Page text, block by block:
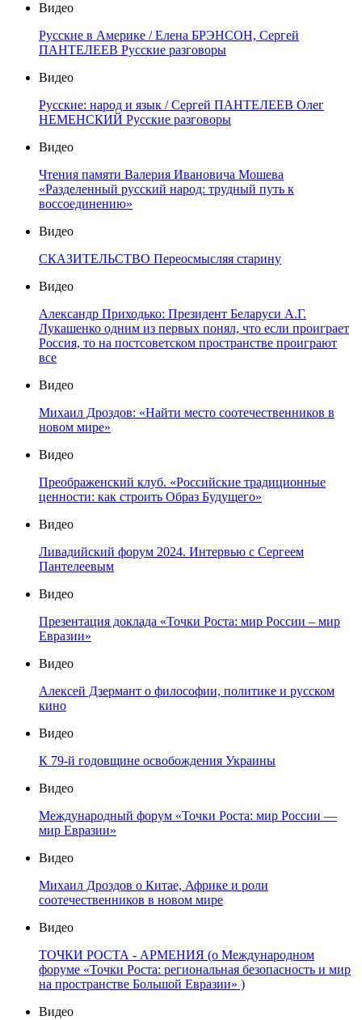
Видео
Русские в Америке / Елена БРЭНСОН, Сергей
ПАНТЕЛЕЕВ Русские разговоры
Видео
Русские: народ и язык / Сергей ПАНТЕЛЕЕВ Олег
НЕМЕНСКИЙ Русские разговоры
Видео
Чтения памяти Валерия Ивановича Мошева
«Разделенный русский народ: трудный путь к
воссоединению»
Видео
СКАЗИТЕЛЬСТВО Переосмысляя старину
Видео
Александр Приходько: Президент Беларуси А.Г.
Лукашенко одним из первых понял, что если проиграет
Россия, то на постсоветском пространстве проиграют
все
Видео
Михаил Дроздов: «Найти место соотечественников в
новом мире»
Видео
Преображенский клуб. «Российские традиционные
ценности: как строить Образ Будущего»
Видео
Ливадийский форум 2024. Интервью с Сергеем
Пантелеевым
Видео
Презентация доклада «Точки Роста: мир России – мир
Евразии»
Видео
Алексей Дзермант о философии, политике и русском
кино
Видео
К 79-й годовщине освобождения Украины
Видео
Международный форум «Точки Роста: мир России —
мир Евразии»
Видео
Михаил Дроздов о Китае, Африке и роли
соотечественников в новом мире
Видео
ТОЧКИ РОСТА - АРМЕНИЯ (о Международном
форуме «Точки Роста: региональная безопасность и мир
на пространстве Большой Евразии» )
Видео